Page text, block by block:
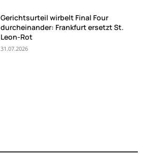
Gerichtsurteil wirbelt Final Four
durcheinander: Frankfurt ersetzt St.
Leon-Rot
31.07.2026